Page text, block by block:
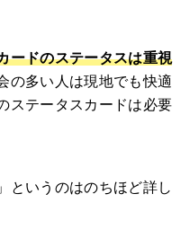
ードのステータスは重視
の多い人は現地でも快適
ステータスカードは必要
というのはのちほど詳し